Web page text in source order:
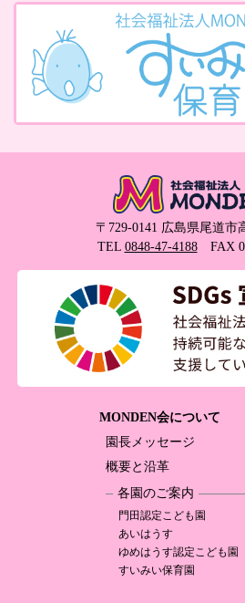
〒729-0141 広島県尾道市
TEL 0848-47-4188FAX
MONDEN会について
園長メッセージ
概要と沿革
各園のご案内
門田認定こども園
あいはうす
ゆめはうす認定こども園
すいみい保育園